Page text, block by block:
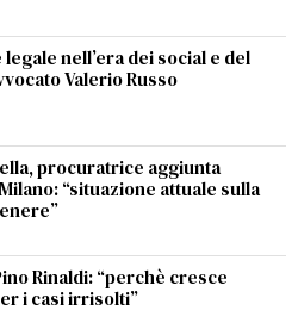
nell’era dei social e del
Valerio Russo
procuratrice aggiunta
“situazione attuale sulla
Rinaldi: “perchè cresce
i casi irrisolti”